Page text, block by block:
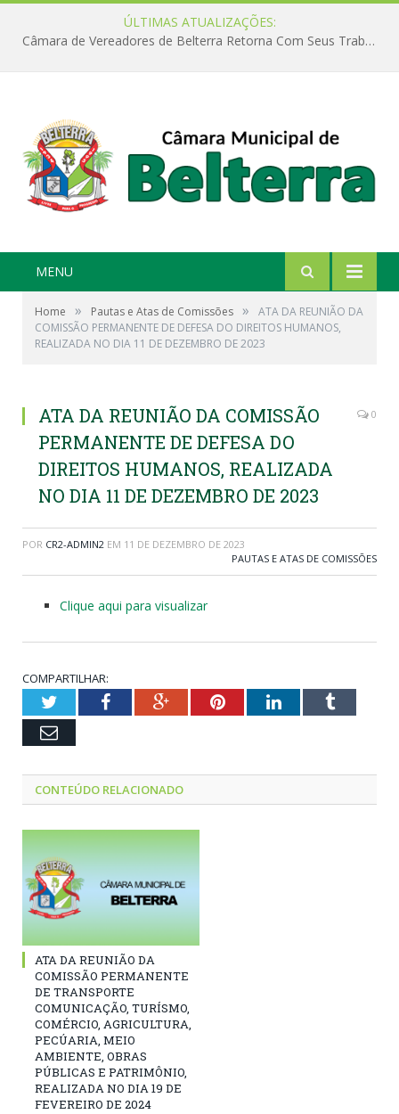
ÚLTIMAS ATUALIZAÇÕES:
Câmara de Vereadores de Belterra Retorna Com Seus Trabalhos Legislativos
MENU
Home » Pautas e Atas de Comissões »
ATA DA REUNIÃO DA
COMISSÃO PERMANENTE DE DEFESA DO DIREITOS HUMANOS,
REALIZADA NO DIA 11 DE DEZEMBRO DE 2023
ATA DA REUNIÃO DA COMISSÃO
PERMANENTE DE DEFESA DO
DIREITOS HUMANOS, REALIZADA
NO DIA 11 DE DEZEMBRO DE 2023
0
POR CR2-ADMIN2 EM 11 DE DEZEMBRO DE 2023
PAUTAS E ATAS DE COMISSÕES
Clique aqui para visualizar
COMPARTILHAR:
TwitterFacebookGoogle+PinterestLinkedInTumblr
Email
CONTEÚDO RELACIONADO
ATA DA REUNIÃO DA
COMISSÃO PERMANENTE
DE TRANSPORTE
COMUNICAÇÃO, TURÍSMO,
COMÉRCIO, AGRICULTURA,
PECÚARIA, MEIO
AMBIENTE, OBRAS
PÚBLICAS E PATRIMÔNIO,
REALIZADA NO DIA 19 DE
FEVEREIRO DE 2024